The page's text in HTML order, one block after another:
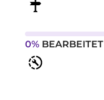
0% BEARBEITET